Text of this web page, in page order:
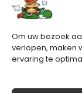
Om uw bezoek
verlopen, maken
ervaring te
Nieuwsbrief
Blijft op de hoogte